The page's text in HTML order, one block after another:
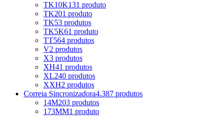
TK10K131 produto
TK201 produto
TK53 produtos
TK5K61 produto
TT564 produtos
V2 produtos
X3 produtos
XH41 produtos
XL240 produtos
XXH2 produtos
Correia Sincronizadora4.387 produtos
14M203 produtos
173MM1 produto